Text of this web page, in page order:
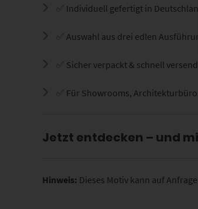
✅ Individuell gefertigt in
✅ Auswahl aus drei edlen
✅ Sicher verpackt & schnell
✅ Für Showrooms,
Jetzt entdecken – und
Hinweis: Dieses Motiv kann auf